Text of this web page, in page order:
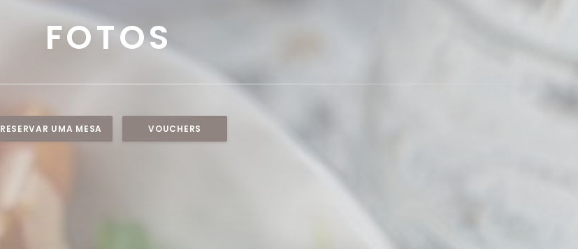
FOTOS
RESERVAR UMA MESA VOUCHERS